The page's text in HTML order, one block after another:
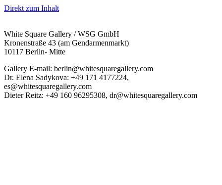
Direkt zum Inhalt
White Square Gallery / WSG GmbH
Kronenstraße 43 (am Gendarmenmarkt)
10117 Berlin- Mitte
Gallery E-mail: berlin@whitesquaregallery.com
Dr. Elena Sadykova: +49 171 4177224,
es@whitesquaregallery.com
Dieter Reitz: +49 160 96295308, dr@whitesquaregallery.com